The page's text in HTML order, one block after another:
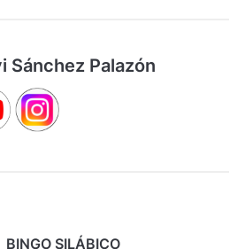
Sánchez Palazón
BINGO SILÁBICO